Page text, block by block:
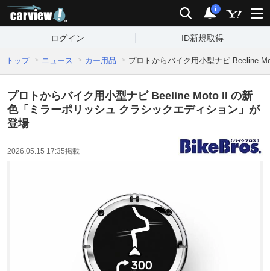
検索 通知
i
ログイン ID新規取得
トップ ニュース カー用品 プロトからバイク用小型ナビ Beeline
プロトからバイク用小型ナビ Beeline Moto II の新
色「ミラーポリッシュ クラシックエディション」が
登場
2026.05.15 17:35掲載